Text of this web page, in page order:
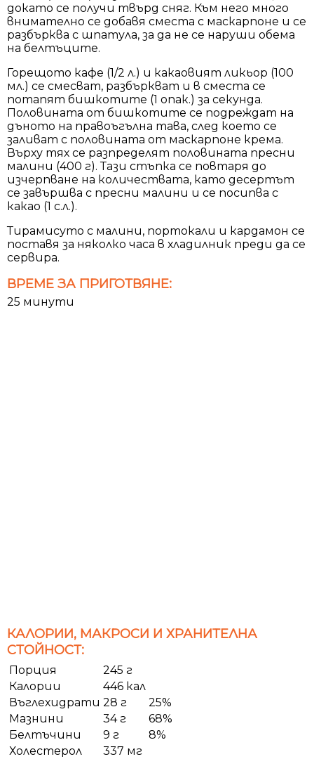
докато се получи твърд сняг. Към него много
внимателно се добавя сместа с маскарпоне и се
разбърква с шпатула, за да не се наруши обема
на белтъците.
Горещото кафе (1/2 л.) и какаовият ликьор (100
мл.) се смесват, разбъркват и в сместа се
потапят бишкотите (1 опак.) за секунда.
Половината от бишкотите се подреждат на
дъното на правоъгълна тава, след което се
заливат с половината от маскарпоне крема.
Върху тях се разпределят половината пресни
малини (400 г). Тази стъпка се повтаря до
изчерпване на количествата, като десертът
се завършва с пресни малини и се посипва с
какао (1 с.л.).
Тирамисуто с малини, портокали и кардамон се
поставя за няколко часа в хладилник преди да се
сервира.
ВРЕМЕ ЗА ПРИГОТВЯНЕ:
25 минути
КАЛОРИИ, МАКРОСИ И ХРАНИТЕЛНА
СТОЙНОСТ:
Порция
245 г
Калории
446 кал
Въглехидрати 28 г
25%
Мазнини
34 г
68%
Белтъчини
9 г
8%
Холестерол
337 мг